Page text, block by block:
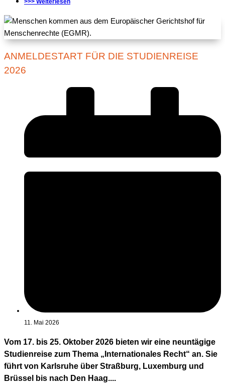
>>> Weiterlesen
ANMELDESTART FÜR DIE STUDIENREISE
2026
11. Mai 2026
Vom 17. bis 25. Oktober 2026 bieten wir eine neuntägige
Studienreise zum Thema „Internationales Recht“ an. Sie
führt von Karlsruhe über Straßburg, Luxemburg und
Brüssel bis nach Den Haag....